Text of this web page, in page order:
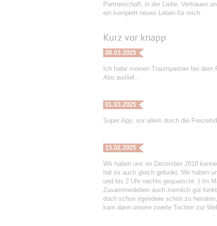
Partnerschaft, in der Liebe, Vertrauen
ein komplett neues Leben für mich.
Kurz vor knapp
08.03.2025
Ich habe meinen Traumpartner bei
Abo auslief...
01.03.2025
Super App, vor allem durch die
15.02.2025
Wir haben uns im Dezember 2018
hat es auch gleich gefunkt. Wir haben
und bis 2 Uhr nachts gequatscht :) Im
Zusammenleben auch ziemlich gut
doch schon irgendwie schön zu
kam dann unsere zweite Tochter zur